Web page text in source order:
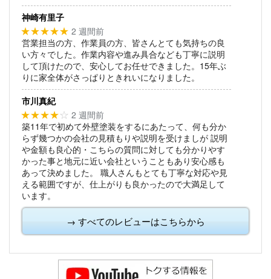
神崎有里子
★★★★★ 2 週間前
営業担当の方、作業員の方、皆さんとても気持ちの良
い方々でした。作業内容や進み具合なども丁寧に説明
して頂けたので、安心してお任せできました。15年ぶ
りに家全体がさっぱりときれいになりました。
市川真紀
★★★★☆ 2 週間前
築11年で初めて外壁塗装をするにあたって、何も分か
らず幾つかの会社の見積もりや説明を受けましが 説明
や金額も良心的・こちらの質問に対しても分かりやす
かった事と地元に近い会社ということもあり安心感も
あって決めました。
職人さんもとても丁寧な対応や見
える範囲ですが、仕上がりも良かったので大満足して
います。
→ すべてのレビューはこちらから